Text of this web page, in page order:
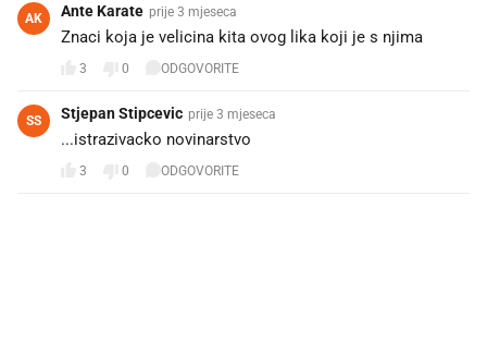
AK Ante Karate prije 3 mjeseca
Znaci koja je velicina kita ovog lika koji je s njima
3 0 ODGOVORITE
SS Stjepan Stipcevic prije 3 mjeseca
...istrazivacko novinarstvo
3 0 ODGOVORITE